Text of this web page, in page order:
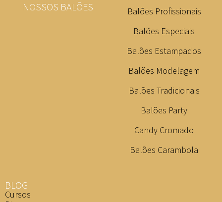
NOSSOS BALÕES
Balões Profissionais
Balões Especiais
Balões Estampados
Balões Modelagem
Balões Tradicionais
Balões Party
Candy Cromado
Balões Carambola
BLOG
Cursos